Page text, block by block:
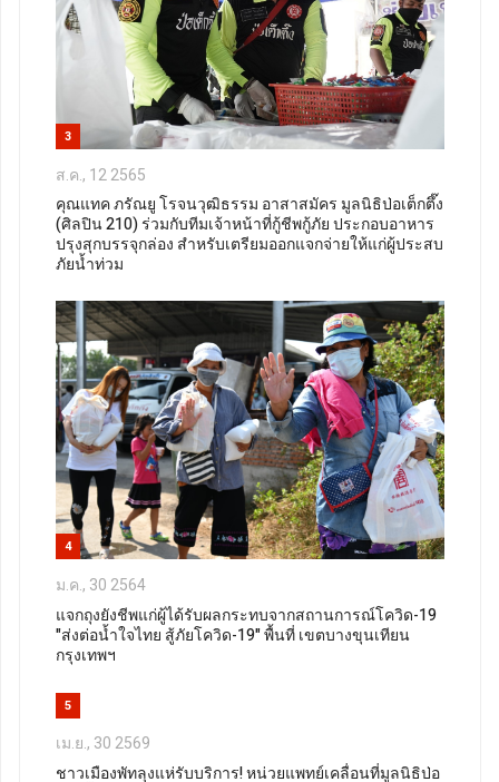
3
ส.ค., 12 2565
คุณแทค ภรัณยู โรจนวุฒิธรรม อาสาสมัคร มูลนิธิป่อเต็กตึ๊ง
(ศิลปิน 210) ร่วมกับทีมเจ้าหน้าที่กู้ชีพกู้ภัย ประกอบอาหาร
ปรุงสุกบรรจุกล่อง สำหรับเตรียมออกแจกจ่ายให้แก่ผู้ประสบ
ภัยน้ำท่วม
4
ม.ค., 30 2564
แจกถุงยังชีพแก่ผู้ได้รับผลกระทบจากสถานการณ์โควิด-19
"ส่งต่อน้ำใจไทย สู้ภัยโควิด-19" พื้นที่ เขตบางขุนเทียน
กรุงเทพฯ
5
เม.ย., 30 2569
ชาวเมืองพัทลุงแห่รับบริการ! หน่วยแพทย์เคลื่อนที่มูลนิธิป่อ